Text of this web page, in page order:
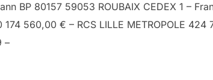
BP 80157 59053 ROUBAIX CEDEX 1 –
174 560,00 € – RCS LILLE METROPOLE
–